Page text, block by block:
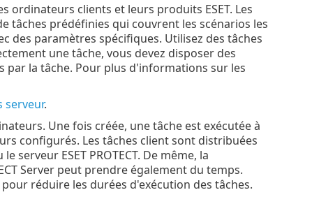
ordinateurs clients et leurs produits ESET. Les
tâches prédéfinies qui couvrent les scénarios les
des paramètres spécifiques. Utilisez des tâches
une tâche, vous devez disposer des
par la tâche. Pour plus d'informations sur les
serveur.
Une fois créée, une tâche est exécutée à
configurés. Les tâches client sont distribuées
serveur ESET PROTECT. De même, la
Server peut prendre également du temps.
réduire les durées d'exécution des tâches.